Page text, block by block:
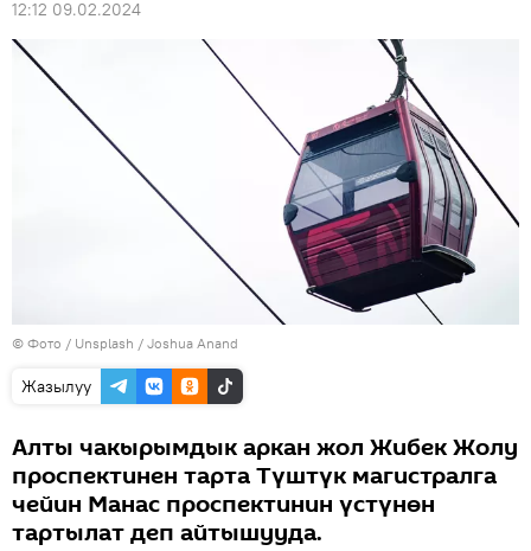
12:12 09.02.2024
© Фото / Unsplash / Joshua Anand
Жазылуу
Алты чакырымдык аркан жол Жибек Жолу
проспектинен тарта Түштүк магистралга
чейин Манас проспектинин үстүнөн
тартылат деп айтышууда.